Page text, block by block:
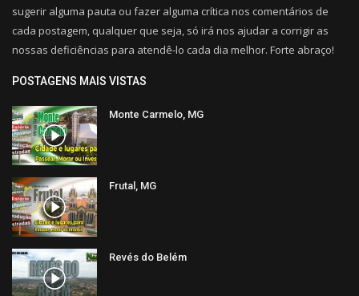
sugerir alguma pauta ou fazer alguma crítica nos comentários de
cada postagem, qualquer que seja, só irá nos ajudar a corrigir as
nossas deficiências para atendê-lo cada dia melhor. Forte abraço!
POSTAGENS MAIS VISTAS
Monte Carmelo, MG
Frutal, MG
Revés do Belém